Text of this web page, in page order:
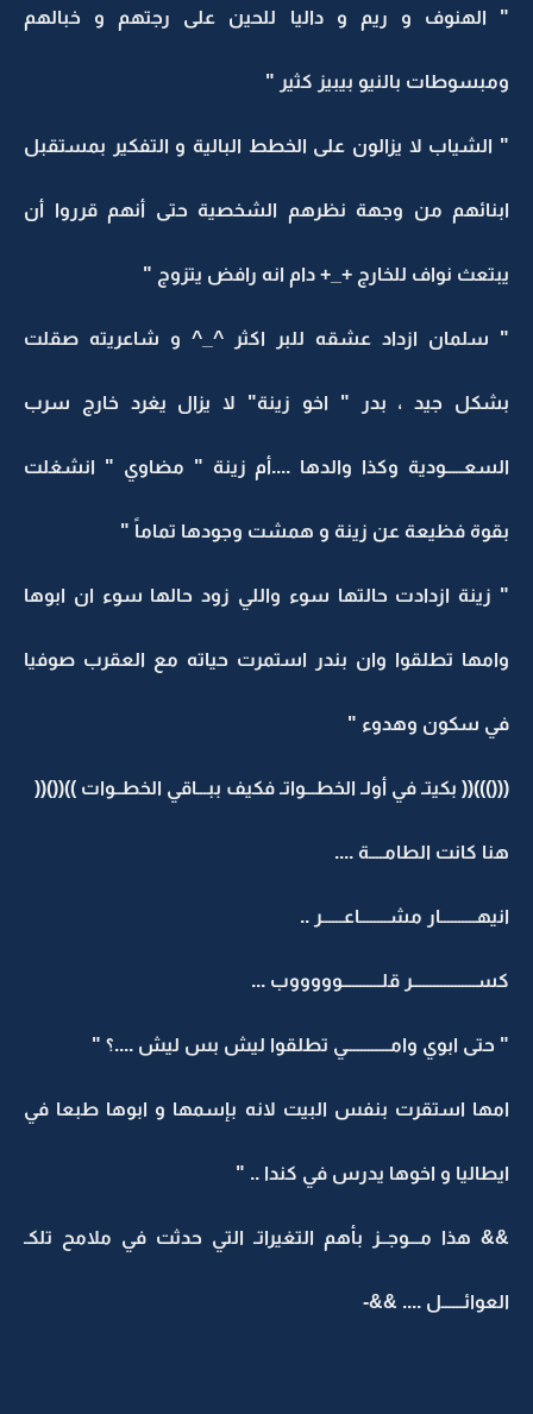
" الهنوف و ريم و داليا للحين على رجتهم و خبالهم
ومبسوطات بالنيو بيبيز كثير "
" الشياب لا يزالون على الخطط البالية و التفكير بمستقبل
ابنائهم من وجهة نظرهم الشخصية حتى أنهم قرروا أن
يبتعث نواف للخارج +_+ دام انه رافض يتزوج "
" سلمان ازداد عشقه للبر اكثر ^_^ و شاعريته صقلت
بشكل جيد ، بدر " اخو زينة" لا يزال يغرد خارج سرب
السعـــــودية وكذا والدها ....أم زينة " مضاوي " انشغلت
بقوة فظيعة عن زينة و همشت وجودها تماماً "
" زينة ازدادت حالتها سوء واللي زود حالها سوء ان ابوها
وامها تطلقوا وان بندر استمرت حياته مع العقرب صوفيا
في سكون وهدوء "
((()))(( بكيتـ في أولـ الخطـــواتـ فكيف ببـــاقي الخطــوات ))(()((
هنا كانت الطامــــة ....
انيهــــــــــار مشــــــــاعــــــر ..
كســــــــــــــــــر قلـــــــــــوووووب ...
" حتى ابوي وامــــــــــــي تطلقوا ليش بس ليش ....؟ "
امها استقرت بنفس البيت لانه بإسمها و ابوها طبعا في
ايطاليا و اخوها يدرس في كندا .. "
&& هذا مـــوجــز بأهم التغيراتـ التي حدثت في ملامح تلكـ
العوائــــــل .... &&-